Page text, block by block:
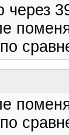
через